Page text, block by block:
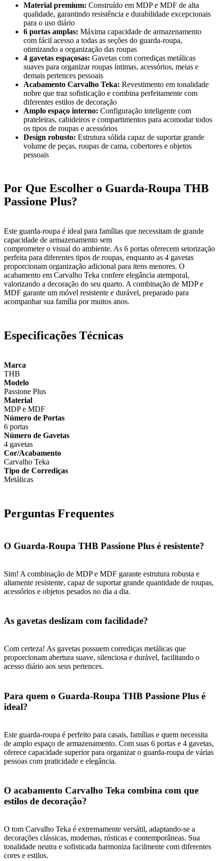
Material premium: Construído em MDP e MDF de alta
qualidade, garantindo resistência e durabilidade excepcionais
para o uso diário
6 portas amplas: Máxima capacidade de armazenamento
com fácil acesso a todas as seções do guarda-roupa,
otimizando a organização das roupas
4 gavetas espaçosas: Gavetas com corrediças metálicas
suaves para organizar roupas íntimas, acessórios, meias e
demais pertences pessoais
Acabamento Carvalho Teka: Revestimento em tonalidade
nobre que traz sofisticação e combina perfeitamente com
diferentes estilos de decoração
Amplo espaço interno: Configuração inteligente com
prateleiras, cabideiros e compartimentos para acomodar todos
os tipos de roupas e acessórios
Design robusto: Estrutura sólida capaz de suportar grande
volume de peças, roupas de cama, cobertores e objetos
pessoais
Por Que Escolher o Guarda-Roupa THB
Passione Plus?
Este guarda-roupa é ideal para famílias que necessitam de grande
capacidade de armazenamento sem
comprometer o visual do ambiente. As 6 portas oferecem setorização
perfeita para diferentes tipos de roupas, enquanto as 4 gavetas
proporcionam organização adicional para itens menores. O
acabamento em Carvalho Teka confere elegância atemporal,
valorizando a decoração do seu quarto. A combinação de MDP e
MDF garante um móvel resistente e durável, preparado para
acompanhar sua família por muitos anos.
Especificações Técnicas
Marca
THB
Modelo
Passione Plus
Material
MDP e MDF
Número de Portas
6 portas
Número de Gavetas
4 gavetas
Cor/Acabamento
Carvalho Teka
Tipo de Corrediças
Metálicas
Perguntas Frequentes
O Guarda-Roupa THB Passione Plus é resistente?
Sim! A combinação de MDP e MDF garante estrutura robusta e
altamente resistente, capaz de suportar grande quantidade de roupas,
acessórios e objetos pesados no dia a dia.
As gavetas deslizam com facilidade?
Com certeza! As gavetas possuem corrediças metálicas que
proporcionam abertura suave, silenciosa e durável, facilitando o
acesso diário aos seus pertences.
Para quem o Guarda-Roupa THB Passione Plus é
ideal?
Este guarda-roupa é perfeito para casais, famílias e quem necessita
de amplo espaço de armazenamento. Com suas 6 portas e 4 gavetas,
oferece capacidade superior para organizar o guarda-roupa de várias
pessoas com praticidade e elegância.
O acabamento Carvalho Teka combina com que
estilos de decoração?
O tom Carvalho Teka é extremamente versátil, adaptando-se a
decorações clássicas, modernas, rústicas e contemporâneas. Sua
tonalidade neutra e sofisticada harmoniza facilmente com diferentes
cores e estilos.